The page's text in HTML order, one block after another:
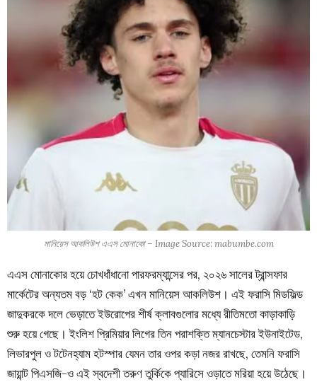
মানিয়েস আকলিউশ এএস মোনাকো – Image Source: mabumbe.com
এএস মোনাকোর হয়ে চোখধাঁধানো পারফরম্যান্সের পর, ২০২৬ সালের ট্রান্সফার
মার্কেটের অন্যতম বড় ‘হট কেক’ এখন মানিয়েস আকলিউশ। এই ফরাসি মিডফিল্ড
জাদুকরকে দলে ভেড়াতে ইউরোপের শীর্ষ ক্লাবগুলোর মধ্যে রীতিমতো কাড়াকাড়ি
শুরু হয়ে গেছে। ইংলিশ প্রিমিয়ার লিগের তিন পরাশক্তি ম্যানচেস্টার ইউনাইটেড,
লিভারপুল ও টটেনহ্যাম হটস্পার যেমন তার ওপর কড়া নজর রাখছে, তেমনি ফরাসি
জায়ান্ট পিএসজি-ও এই স্বদেশী তরুণ তুর্কিকে প্যারিসে ওড়াতে মরিয়া হয়ে উঠেছে।